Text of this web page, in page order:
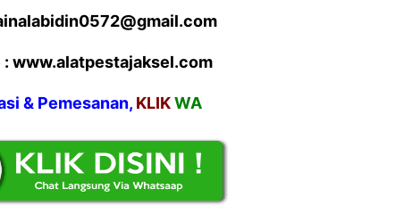
www.alatpestajaksel.com
& Pemesanan, KLIKWA